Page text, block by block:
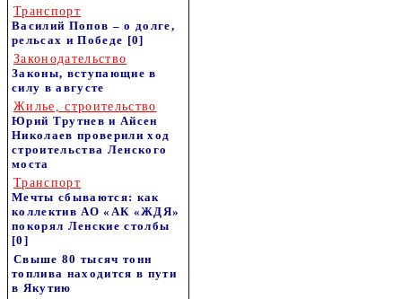
Транспорт
Василий Попов – о долге,
рельсах и Победе [0]
Законодательство
Законы, вступающие в
силу в августе
Жилье, строительство
Юрий Трутнев и Айсен
Николаев проверили ход
строительства Ленского
моста
Транспорт
Мечты сбываются: как
коллектив АО «АК «ЖДЯ»
покорял Ленские столбы
[0]
Свыше 80 тысяч тонн
топлива находится в пути
в Якутию